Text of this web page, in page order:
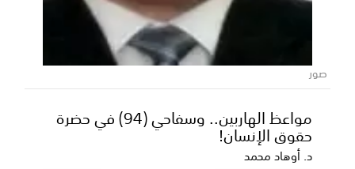
بيان لنشطاء جنوبيين: الشراكة مع المملكة
خيار استراتيجي والمشروع الحوثي تهديد
وجودي للمنطقة
أصدر مجموعة من النشطاء الجنوبيين، اليوم الثلاثاء، بياناً
سياسياً هاماً أكدوا فيه على مركزية الشراكة...
صور
مواعظ الهاربين.. وسفاحي (94) في حضرة
حقوق الإنسان!
د. أوهاد محمد